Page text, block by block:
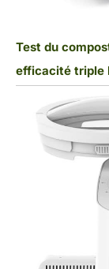
Test du
efficacité triple